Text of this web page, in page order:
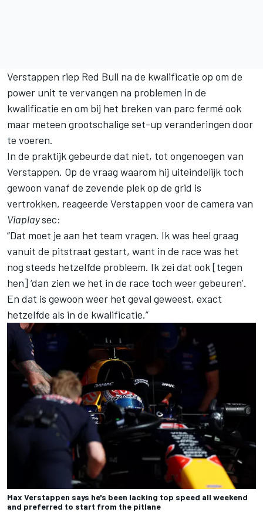
Verstappen riep Red Bull na de kwalificatie op om de
power unit te vervangen na problemen in de
kwalificatie en om bij het breken van parc fermé ook
maar meteen grootschalige set-up veranderingen door
te voeren.
In de praktijk gebeurde dat niet, tot ongenoegen van
Verstappen. Op de vraag waarom hij uiteindelijk toch
gewoon vanaf de zevende plek op de grid is
vertrokken, reageerde Verstappen voor de camera van
Viaplaysec:
“Dat moet je aan het team vragen. Ik was heel graag
vanuit de pitstraat gestart, want in de race was het
nog steeds hetzelfde probleem. Ik zei dat ook [tegen
hen] ‘dan zien we het in de race toch weer gebeuren’.
En dat is gewoon weer het geval geweest, exact
hetzelfde als in de kwalificatie.”
Max Verstappen says he's been lacking top speed all weekend
and preferred to start from the pitlane